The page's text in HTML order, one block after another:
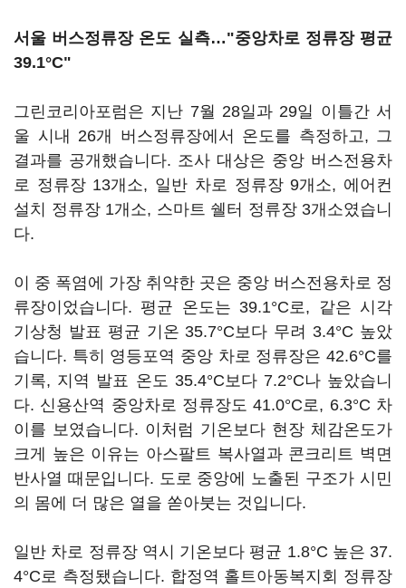
서울 버스정류장 온도 실측…"중앙차로 정류장 평균
39.1°C"
그린코리아포럼은 지난 7월 28일과 29일 이틀간 서
울 시내 26개 버스정류장에서 온도를 측정하고, 그
결과를 공개했습니다. 조사 대상은 중앙 버스전용차
로 정류장 13개소, 일반 차로 정류장 9개소, 에어컨
설치 정류장 1개소, 스마트 쉘터 정류장 3개소였습니
다.
이 중 폭염에 가장 취약한 곳은 중앙 버스전용차로 정
류장이었습니다. 평균 온도는 39.1°C로, 같은 시각
기상청 발표 평균 기온 35.7°C보다 무려 3.4°C 높았
습니다. 특히 영등포역 중앙 차로 정류장은 42.6°C를
기록, 지역 발표 온도 35.4°C보다 7.2°C나 높았습니
다. 신용산역 중앙차로 정류장도 41.0°C로, 6.3°C 차
이를 보였습니다. 이처럼 기온보다 현장 체감온도가
크게 높은 이유는 아스팔트 복사열과 콘크리트 벽면
반사열 때문입니다. 도로 중앙에 노출된 구조가 시민
의 몸에 더 많은 열을 쏟아붓는 것입니다.
일반 차로 정류장 역시 기온보다 평균 1.8°C 높은 37.
4°C로 측정됐습니다. 합정역 홀트아동복지회 정류장